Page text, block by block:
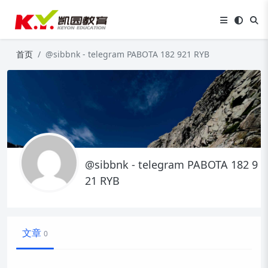
首页 @sibbnk - telegram PABOTA 182 921 RYB
@sibbnk - telegram PABOTA 182 9
21 RYB
文章 0